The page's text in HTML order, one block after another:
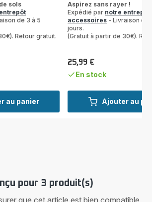
au panier
sols
de 3 à 5
Retour gratuit.
Ajouter au
Aspirez sans rayer !
Expédié par notre entrepôt
accessoires - Livraison de
jours.
(Gratuit à partir de 30€).
Prix
25,99 €
En stock
pour 3 produit(s)
que cet article est bien compatible